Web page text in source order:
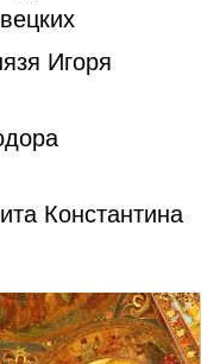
Игоря
Константина